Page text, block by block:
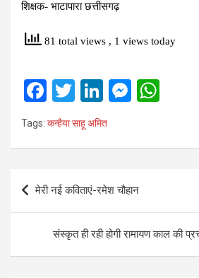
शिक्षक- भाटापारा छत्तीसगढ़
81 total views , 1 views today
F
a
ce
o
k
T
wi
tt
Li
n
ke
n
M
g
p
Tags: कन्‍हैया साहू अमित
Post
मेरी नई कविताएं-रमेश चौहान
संस्कृत ही रही होगी रामायण काल की